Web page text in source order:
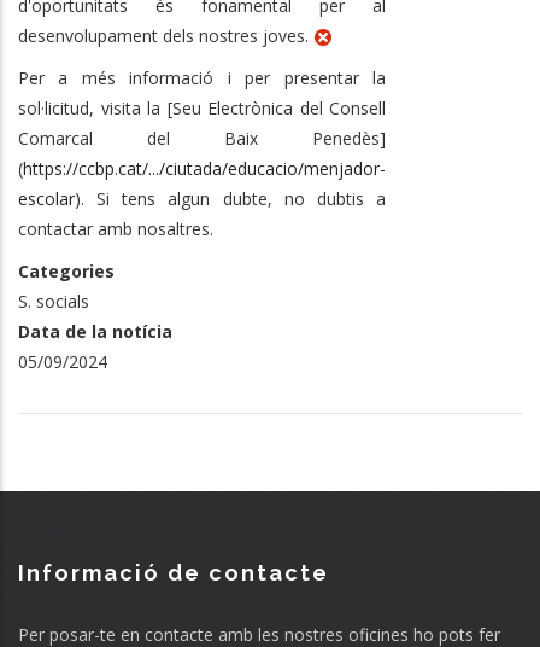
d'oportunitats és fonamental per al
desenvolupament dels nostres joves.
Per a més informació i per presentar la
sol·licitud, visita la [Seu Electrònica del Consell
Comarcal del Baix Penedès]
(https://ccbp.cat/.../ciutada/educacio/menjador-
escolar). Si tens algun dubte, no dubtis a
contactar amb nosaltres.
Categories
S. socials
Data de la notícia
05/09/2024
Informació de contacte
Per posar-te en contacte amb les nostres oficines ho pots fer